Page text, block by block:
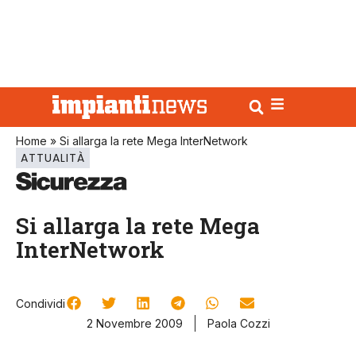
Home » Si allarga la rete Mega InterNetwork
ATTUALITÀ
Si allarga la rete Mega
InterNetwork
Condividi
2 Novembre 2009
Paola Cozzi